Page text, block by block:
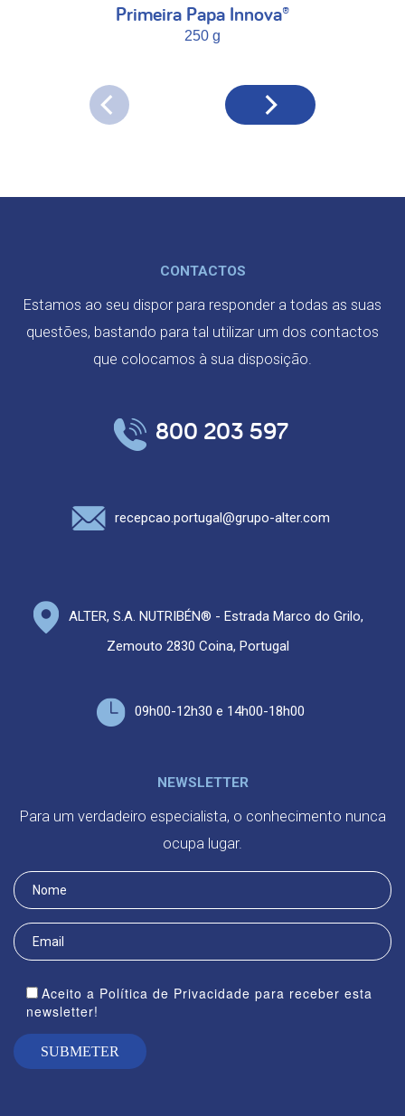
Primeira Papa Innova®
250 g
CONTACTOS
Estamos ao seu dispor para responder a todas as suas
questões, bastando para tal utilizar um dos contactos
que colocamos à sua disposição.
800 203 597
recepcao.portugal@grupo-alter.com
ALTER, S.A. NUTRIBÉN® - Estrada Marco do Grilo,
Zemouto 2830 Coina, Portugal
09h00-12h30 e 14h00-18h00
NEWSLETTER
Para um verdadeiro especialista, o conhecimento nunca
ocupa lugar.
Aceito a Política de Privacidade para receber esta
newsletter!